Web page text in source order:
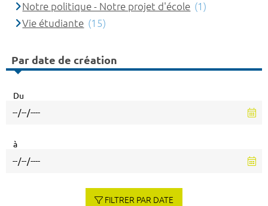
Notre politique - Notre projet d'école (1)
Vie étudiante (15)
Par date de création
Du
à
FILTRER PAR DATE